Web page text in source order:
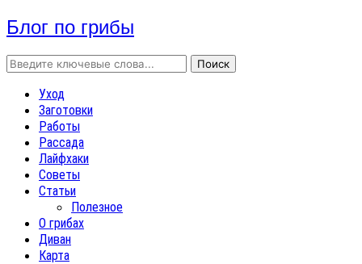
Блог по грибы
Уход
Заготовки
Работы
Рассада
Лайфхаки
Советы
Статьи
Полезное
О грибах
Диван
Карта